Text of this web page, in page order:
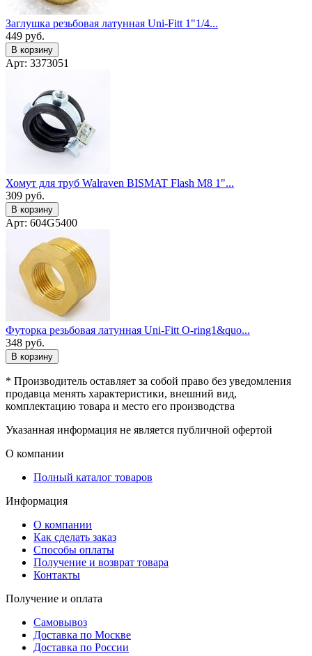
Заглушка резьбовая латунная Uni-Fitt 1"1/4...
449 руб.
В корзину
Арт: 3373051
Хомут для труб Walraven BISMAT Flash M8 1"...
309 руб.
В корзину
Арт: 604G5400
Футорка резьбовая латунная Uni-Fitt O-ring1&quo...
348 руб.
В корзину
* Производитель оставляет за собой право без уведомления
продавца менять характеристики, внешний вид,
комплектацию товара и место его производства
Указанная информация не является публичной офертой
О компании
Полный каталог товаров
Информация
О компании
Как сделать заказ
Способы оплаты
Получение и возврат товара
Контакты
Получение и оплата
Самовывоз
Доставка по Москве
Доставка по России